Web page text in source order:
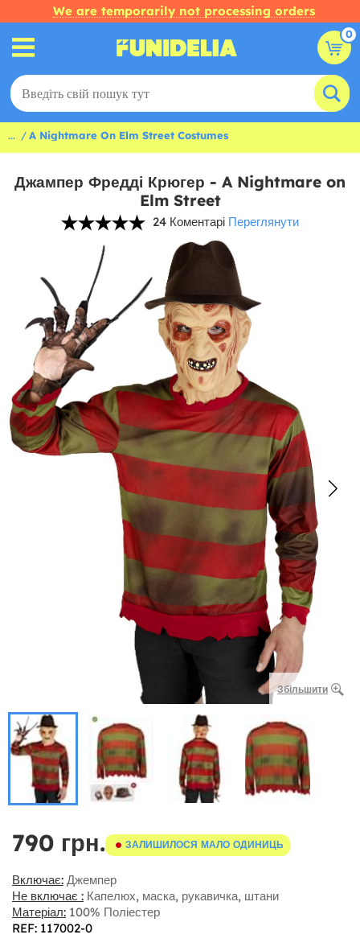
We are temporarily not processing orders
0
... A Nightmare On Elm Street Costumes
Джампер Фредді Крюгер - A Nightmare on
Elm Street
24 Коментарі Переглянути
Збільшити
790 грн. ЗАЛИШИЛОСЯ МАЛО ОДИНИЦЬ
Включає: Джемпер
Не включає : Капелюх, маска, рукавичка, штани
Матеріал: 100% Поліестер
REF: 117002-0